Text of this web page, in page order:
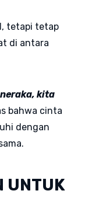
tetapi tetap
di antara
kita
bahwa cinta
dengan
UNTUK